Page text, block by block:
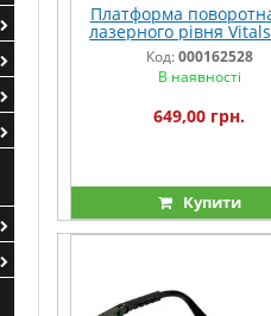
Платформа
лазерного рівня
Код:000162528
В наявності
649,00 грн.
Купити